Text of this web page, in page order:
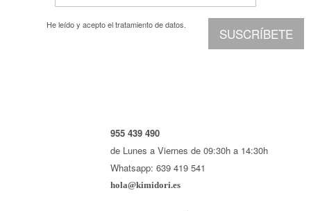
SUSCRÍBETE
He leído y acepto eltratamiento de datos.
955 439 490
de Lunes a Viernes de 09:30h a 14:30h
Whatsapp: 639 419 541
hola@kimidori.es